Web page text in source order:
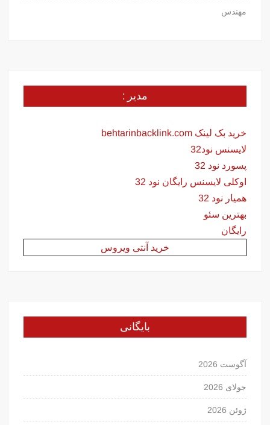
مهندس
مدیر :
خرید بک لینک behtarinbacklink.com
لایسنس نود32
پسورد نود 32
اوکلی لایسنس رایگان نود 32
همیار نود 32
بهترین سئو
رایگان
خرید آنتی ویروس
بایگانی
آگوست 2026
جولای 2026
ژوئن 2026